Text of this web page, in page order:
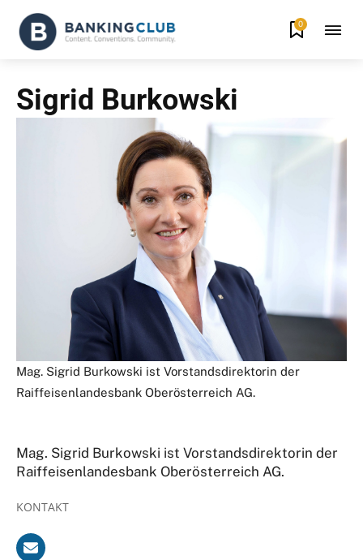
0
Sigrid Burkowski
Mag. Sigrid Burkowski ist Vorstandsdirektorin der
Raiffeisenlandesbank Oberösterreich AG.
Mag. Sigrid Burkowski ist Vorstandsdirektorin der
Raiffeisenlandesbank Oberösterreich AG.
KONTAKT